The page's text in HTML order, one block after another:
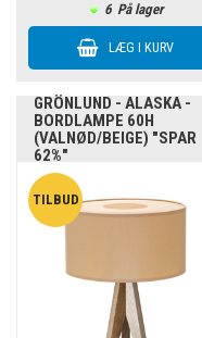
6 På lager
GRÖNLUND - ALASKA -
BORDLAMPE 60H
(VALNØD/BEIGE) "SPAR
62%"